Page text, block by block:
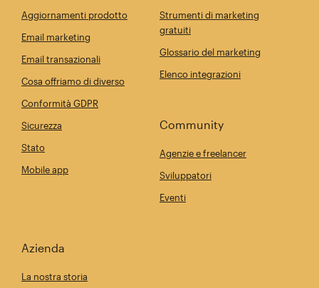
Aggiornamenti prodotto
Email marketing
Email transazionali
Cosa offriamo di diverso
Conformità GDPR
Sicurezza
Stato
Mobile app
Strumenti di marketing
gratuiti
Glossario del marketing
Elenco integrazioni
Community
Agenzie e freelancer
Sviluppatori
Eventi
Azienda
La nostra storia